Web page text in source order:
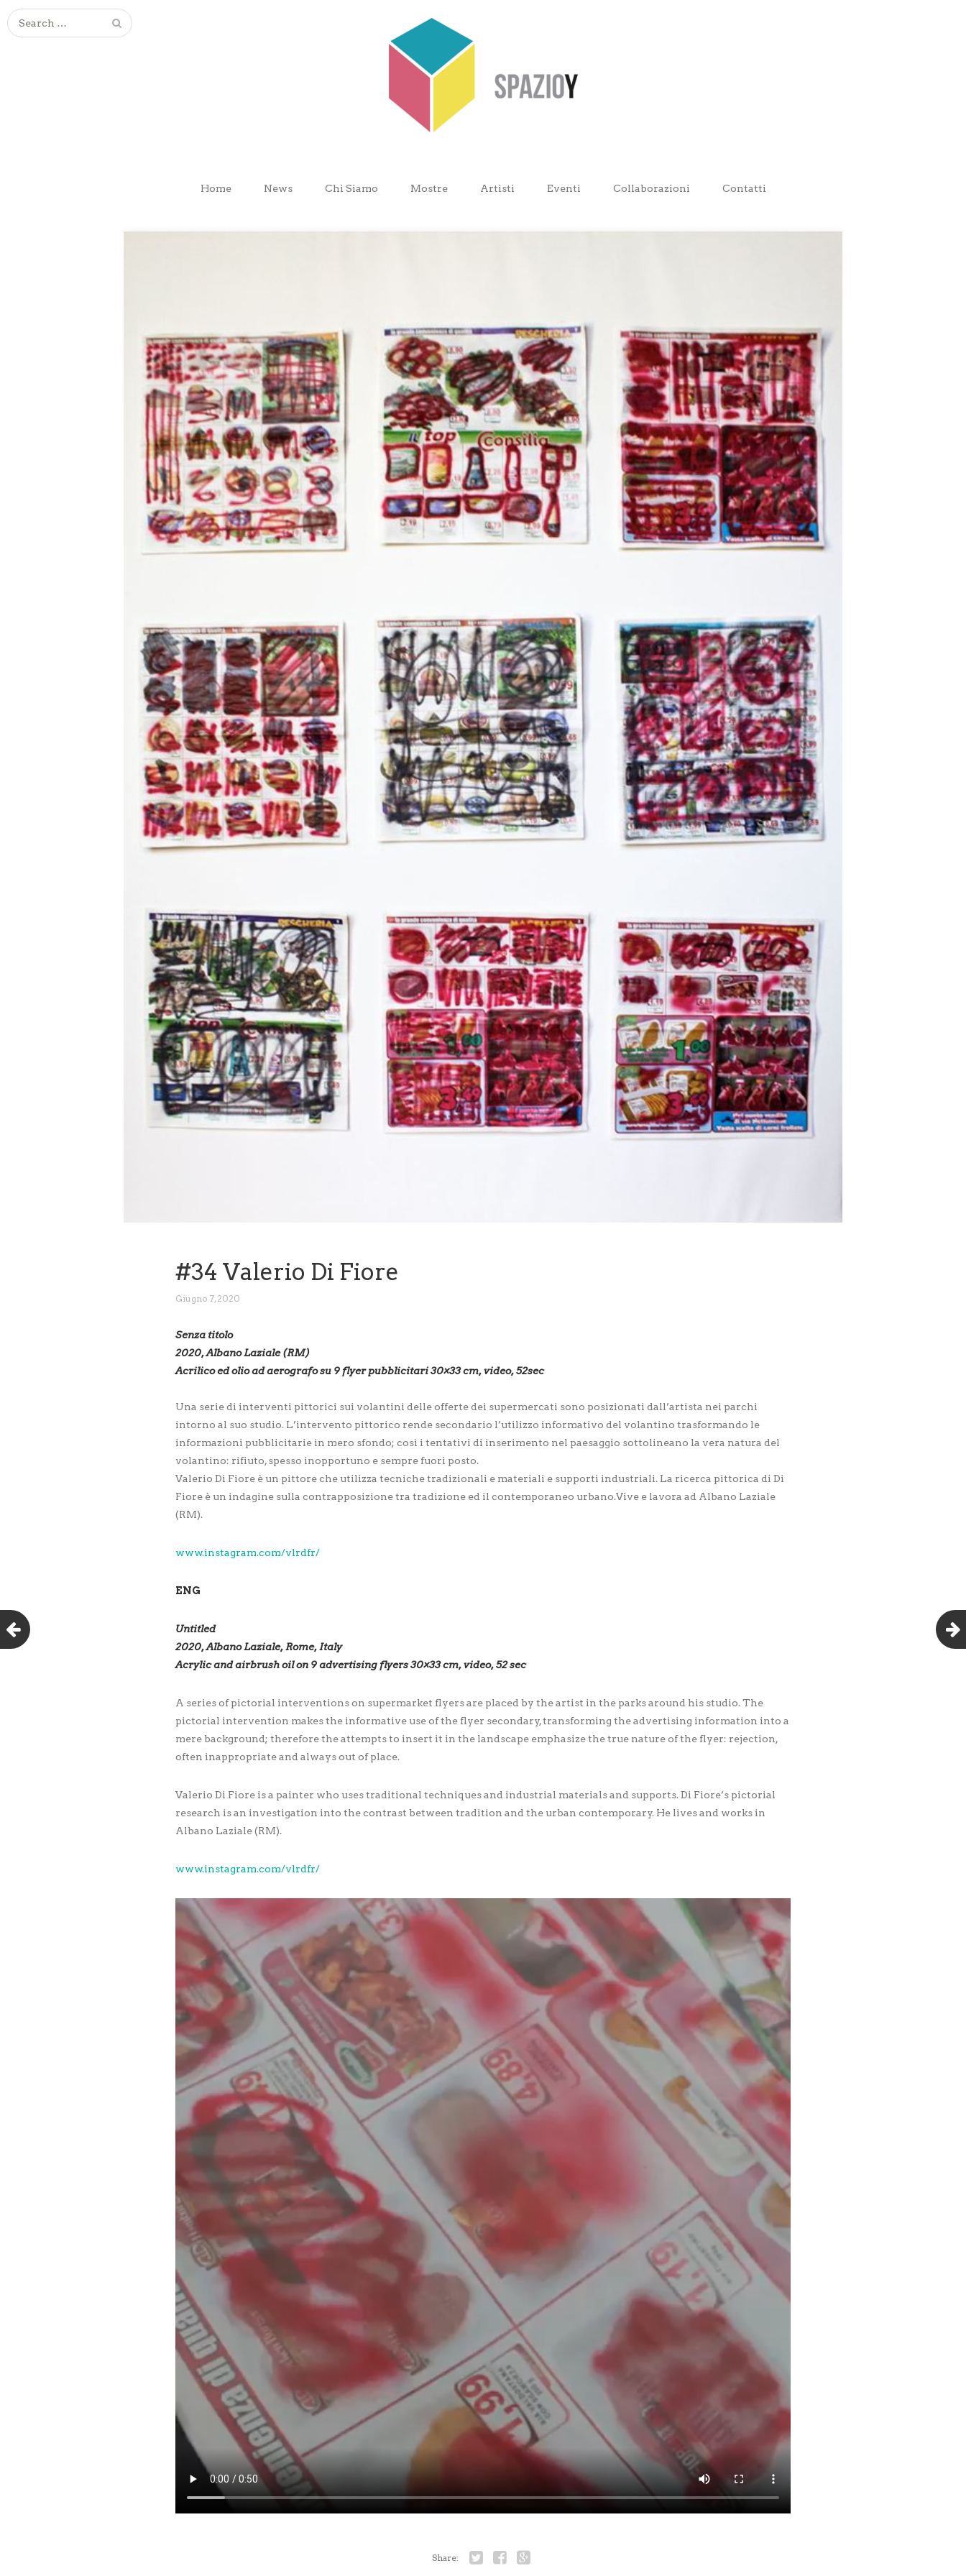
Search
for:
Home News Chi Siamo Mostre Artisti Eventi Collaborazioni Contatti
#34 Valerio Di Fiore
Giugno 7, 2020
Senza titolo
2020, Albano Laziale (RM)
Acrilico ed olio ad aerografo su 9 flyer pubblicitari 30×33 cm, video, 52sec
Una serie di interventi pittorici sui volantini delle offerte dei supermercati sono posizionati dall’artista nei parchi
intorno al suo studio. L’intervento pittorico rende secondario l’utilizzo informativo del volantino trasformando le
informazioni pubblicitarie in mero sfondo; così i tentativi di inserimento nel paesaggio sottolineano la vera natura del
volantino: rifiuto, spesso inopportuno e sempre fuori posto.
Valerio Di Fiore è un pittore che utilizza tecniche tradizionali e materiali e supporti industriali. La ricerca pittorica di Di
Fiore è un indagine sulla contrapposizione tra tradizione ed il contemporaneo urbano.Vive e lavora ad Albano Laziale
(RM).
www.instagram.com/vlrdfr/
ENG
Untitled
2020, Albano Laziale, Rome, Italy
Acrylic and airbrush oil on 9 advertising flyers 30×33 cm, video, 52 sec
A series of pictorial interventions on supermarket flyers are placed by the artist in the parks around his studio. The
pictorial intervention makes the informative use of the flyer secondary, transforming the advertising information into a
mere background; therefore the attempts to insert it in the landscape emphasize the true nature of the flyer: rejection,
often inappropriate and always out of place.
Valerio Di Fiore is a painter who uses traditional techniques and industrial materials and supports. Di Fiore’s pictorial
research is an investigation into the contrast between tradition and the urban contemporary. He lives and works in
Albano Laziale (RM).
www.instagram.com/vlrdfr/
Share: